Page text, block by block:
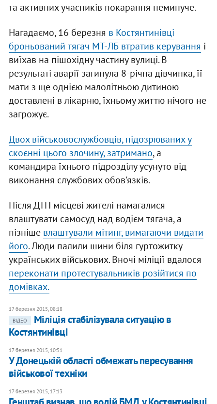
та активних учасників покарання неминуче.
Нагадаємо, 16 березня в Костянтинівці
броньований тягач МТ-ЛБ втратив керування і
виїхав на пішохідну частину вулиці. В
результаті аварії загинула 8-річна дівчинка, її
мати з ще однією малолітньою дитиною
доставлені в лікарню, їхньому життю нічого не
загрожує.
Двох військовослужбовців, підозрюваних у
скоєнні цього злочину, затримано, а
командира їхнього підрозділу усунуто від
виконання службових обов'язків.
Після ДТП місцеві жителі намагалися
влаштувати самосуд над водієм тягача, а
пізніше влаштували мітинг, вимагаючи видати
його. Люди палили шини біля гуртожитку
українських військових. Вночі міліції вдалося
переконати протестувальників розійтися по
домівках.
17 березня 2015, 08:18
ВІДЕО
Міліція стабілізувала ситуацію в
Костянтинівці
17 березня 2015, 10:51
У Донецькій області обмежать пересування
військової техніки
17 березня 2015, 17:13